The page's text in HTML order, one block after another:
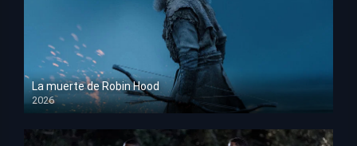
La muerte de Robin Hood
2026
HD 1080p